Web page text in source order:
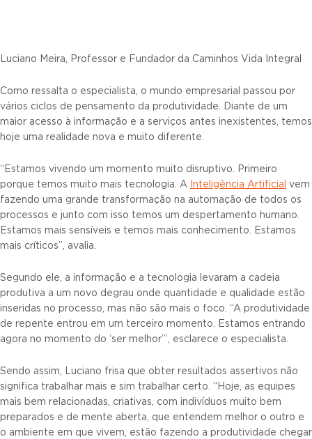
Luciano Meira, Professor e Fundador da Caminhos Vida Integral
Como ressalta o especialista, o mundo empresarial passou por
vários ciclos de pensamento da produtividade. Diante de um
maior acesso à informação e a serviços antes inexistentes, temos
hoje uma realidade nova e muito diferente.
“Estamos vivendo um momento muito disruptivo. Primeiro
porque temos muito mais tecnologia. A Inteligência Artificial vem
fazendo uma grande transformação na automação de todos os
processos e junto com isso temos um despertamento humano.
Estamos mais sensíveis e temos mais conhecimento. Estamos
mais críticos”, avalia.
Segundo ele, a informação e a tecnologia levaram a cadeia
produtiva a um novo degrau onde quantidade e qualidade estão
inseridas no processo, mas não são mais o foco. “A produtividade
de repente entrou em um terceiro momento. Estamos entrando
agora no momento do ‘ser melhor’”, esclarece o especialista.
Sendo assim, Luciano frisa que obter resultados assertivos não
significa trabalhar mais e sim trabalhar certo. “Hoje, as equipes
mais bem relacionadas, criativas, com indivíduos muito bem
preparados e de mente aberta, que entendem melhor o outro e
o ambiente em que vivem, estão fazendo a produtividade chegar